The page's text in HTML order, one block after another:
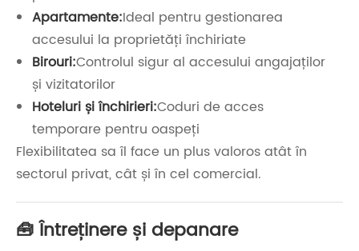
Apartamente:Ideal pentru gestionarea
accesului la proprietăți închiriate
Birouri:Controlul sigur al accesului angajaților
și vizitatorilor
Hoteluri și închirieri:Coduri de acces
temporare pentru oaspeți
Flexibilitatea sa îl face un plus valoros atât în ​​
sectorul privat, cât și în cel comercial.
🧰 Întreținere și depanare